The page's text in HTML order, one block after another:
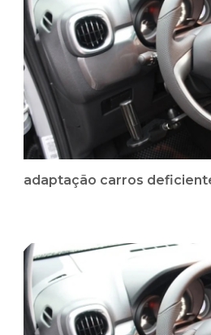
adaptação carros